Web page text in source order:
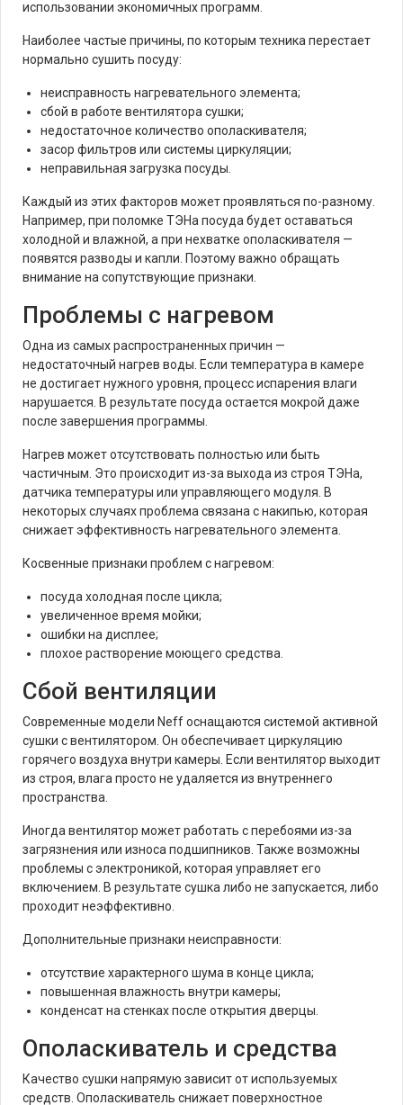
использовании экономичных программ.
Наиболее частые причины, по которым техника перестает
нормально сушить посуду:
неисправность нагревательного элемента;
сбой в работе вентилятора сушки;
недостаточное количество ополаскивателя;
засор фильтров или системы циркуляции;
неправильная загрузка посуды.
Каждый из этих факторов может проявляться по-разному.
Например, при поломке ТЭНа посуда будет оставаться
холодной и влажной, а при нехватке ополаскивателя —
появятся разводы и капли. Поэтому важно обращать
внимание на сопутствующие признаки.
Проблемы с нагревом
Одна из самых распространенных причин —
недостаточный нагрев воды. Если температура в камере
не достигает нужного уровня, процесс испарения влаги
нарушается. В результате посуда остается мокрой даже
после завершения программы.
Нагрев может отсутствовать полностью или быть
частичным. Это происходит из-за выхода из строя ТЭНа,
датчика температуры или управляющего модуля. В
некоторых случаях проблема связана с накипью, которая
снижает эффективность нагревательного элемента.
Косвенные признаки проблем с нагревом:
посуда холодная после цикла;
увеличенное время мойки;
ошибки на дисплее;
плохое растворение моющего средства.
Сбой вентиляции
Современные модели Neff оснащаются системой активной
сушки с вентилятором. Он обеспечивает циркуляцию
горячего воздуха внутри камеры. Если вентилятор выходит
из строя, влага просто не удаляется из внутреннего
пространства.
Иногда вентилятор может работать с перебоями из-за
загрязнения или износа подшипников. Также возможны
проблемы с электроникой, которая управляет его
включением. В результате сушка либо не запускается, либо
проходит неэффективно.
Дополнительные признаки неисправности:
отсутствие характерного шума в конце цикла;
повышенная влажность внутри камеры;
конденсат на стенках после открытия дверцы.
Ополаскиватель и средства
Качество сушки напрямую зависит от используемых
средств. Ополаскиватель снижает поверхностное